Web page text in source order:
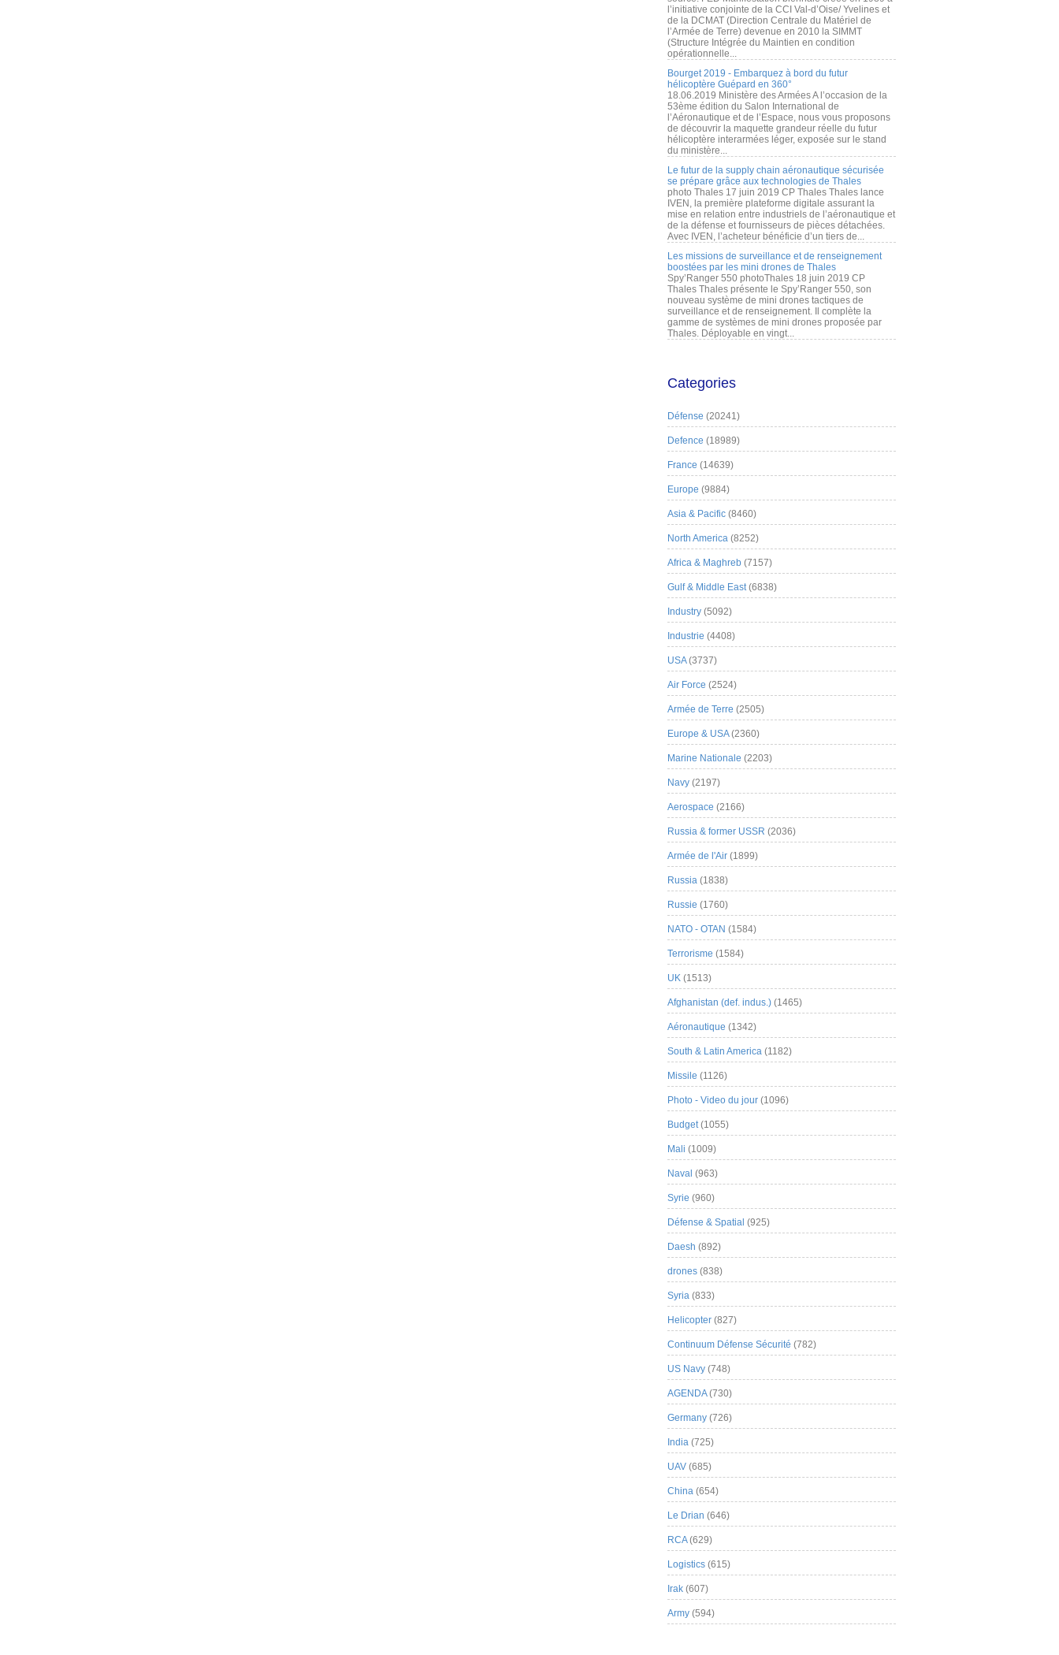
l’initiative conjointe de la CCI Val-d’Oise/ Yvelines et
de la DCMAT (Direction Centrale du Matériel de
l’Armée de Terre) devenue en 2010 la SIMMT
(Structure Intégrée du Maintien en condition
opérationnelle...
Bourget 2019 - Embarquez à bord du futur
hélicoptère Guépard en 360°
18.06.2019 Ministère des Armées A l’occasion de la
53ème édition du Salon International de
l’Aéronautique et de l’Espace, nous vous proposons
de découvrir la maquette grandeur réelle du futur
hélicoptère interarmées léger, exposée sur le stand
du ministère...
Le futur de la supply chain aéronautique sécurisée
se prépare grâce aux technologies de Thales
photo Thales 17 juin 2019 CP Thales Thales lance
IVEN, la première plateforme digitale assurant la
mise en relation entre industriels de l’aéronautique et
de la défense et fournisseurs de pièces détachées.
Avec IVEN, l’acheteur bénéficie d’un tiers de...
Les missions de surveillance et de renseignement
boostées par les mini drones de Thales
Spy’Ranger 550 photoThales 18 juin 2019 CP
Thales Thales présente le Spy’Ranger 550, son
nouveau système de mini drones tactiques de
surveillance et de renseignement. Il complète la
gamme de systèmes de mini drones proposée par
Thales. Déployable en vingt...
Categories
Défense (20241)
Defence (18989)
France (14639)
Europe (9884)
Asia & Pacific (8460)
North America (8252)
Africa & Maghreb (7157)
Gulf & Middle East(6838)
Industry (5092)
Industrie (4408)
USA(3737)
Air Force (2524)
Armée de Terre (2505)
Europe & USA(2360)
Marine Nationale (2203)
Navy (2197)
Aerospace (2166)
Russia & former USSR (2036)
Armée de l'Air (1899)
Russia (1838)
Russie (1760)
NATO - OTAN (1584)
Terrorisme (1584)
UK (1513)
Afghanistan (def. indus.) (1465)
Aéronautique (1342)
South & Latin America (1182)
Missile (1126)
Photo - Video du jour (1096)
Budget(1055)
Mali (1009)
Naval (963)
Syrie (960)
Défense & Spatial (925)
Daesh (892)
drones (838)
Syria (833)
Helicopter (827)
Continuum Défense Sécurité (782)
US Navy (748)
AGENDA(730)
Germany (726)
India (725)
UAV (685)
China (654)
Le Drian (646)
RCA(629)
Logistics (615)
Irak (607)
Army (594)